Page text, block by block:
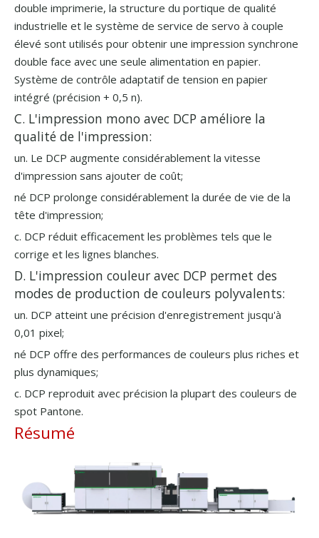
double imprimerie, la structure du portique de qualité
industrielle et le système de service de servo à couple
élevé sont utilisés pour obtenir une impression synchrone
double face avec une seule alimentation en papier.
Système de contrôle adaptatif de tension en papier
intégré (précision + 0,5 n).
C. L'impression mono avec DCP améliore la
qualité de l'impression:
un. Le DCP augmente considérablement la vitesse
d'impression sans ajouter de coût;
né DCP prolonge considérablement la durée de vie de la
tête d'impression;
c. DCP réduit efficacement les problèmes tels que le
corrige et les lignes blanches.
D. L'impression couleur avec DCP permet des
modes de production de couleurs polyvalents:
un. DCP atteint une précision d'enregistrement jusqu'à
0,01 pixel;
né DCP offre des performances de couleurs plus riches et
plus dynamiques;
c. DCP reproduit avec précision la plupart des couleurs de
spot Pantone.
Résumé